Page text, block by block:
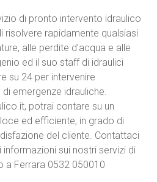
di pronto intervento idraulico
risolvere rapidamente qualsiasi
alle perdite d’acqua e alle
ed il suo staff di idraulici
su 24 per intervenire
emergenze idrauliche.
potrai contare su un
ed efficiente, in grado di
del cliente. Contattaci
sui nostri servizi di
a Ferrara 0532 050010